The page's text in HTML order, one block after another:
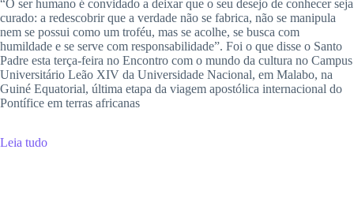
“O ser humano é convidado a deixar que o seu desejo de conhecer seja
curado: a redescobrir que a verdade não se fabrica, não se manipula
nem se possui como um troféu, mas se acolhe, se busca com
humildade e se serve com responsabilidade”. Foi o que disse o Santo
Padre esta terça-feira no Encontro com o mundo da cultura no Campus
Universitário Leão XIV da Universidade Nacional, em Malabo, na
Guiné Equatorial, última etapa da viagem apostólica internacional do
Pontífice em terras africanas
Leia tudo